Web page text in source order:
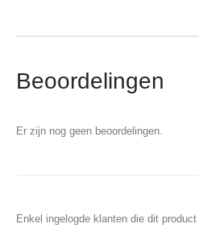
Beoordelingen
Er zijn nog geen beoordelingen.
Enkel ingelogde klanten die dit